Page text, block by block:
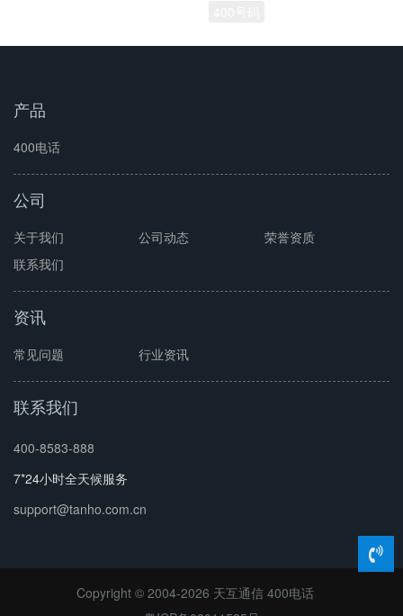
产品
400电话
公司
关于我们 公司动态
荣誉资质
联系我们
资讯
常见问题 行业资讯
联系我们
400-8583-888
7*24小时全天候服务
support@tanho.com.cn
Copyright © 2004-2026 天互通信 400电话